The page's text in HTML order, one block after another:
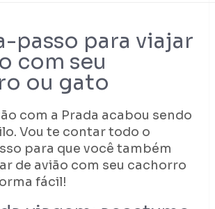
passo para viajar
com seu
ou gato
com a Prada acabou sendo
Vou te contar todo o
para que você também
de avião com seu cachorro
fácil!